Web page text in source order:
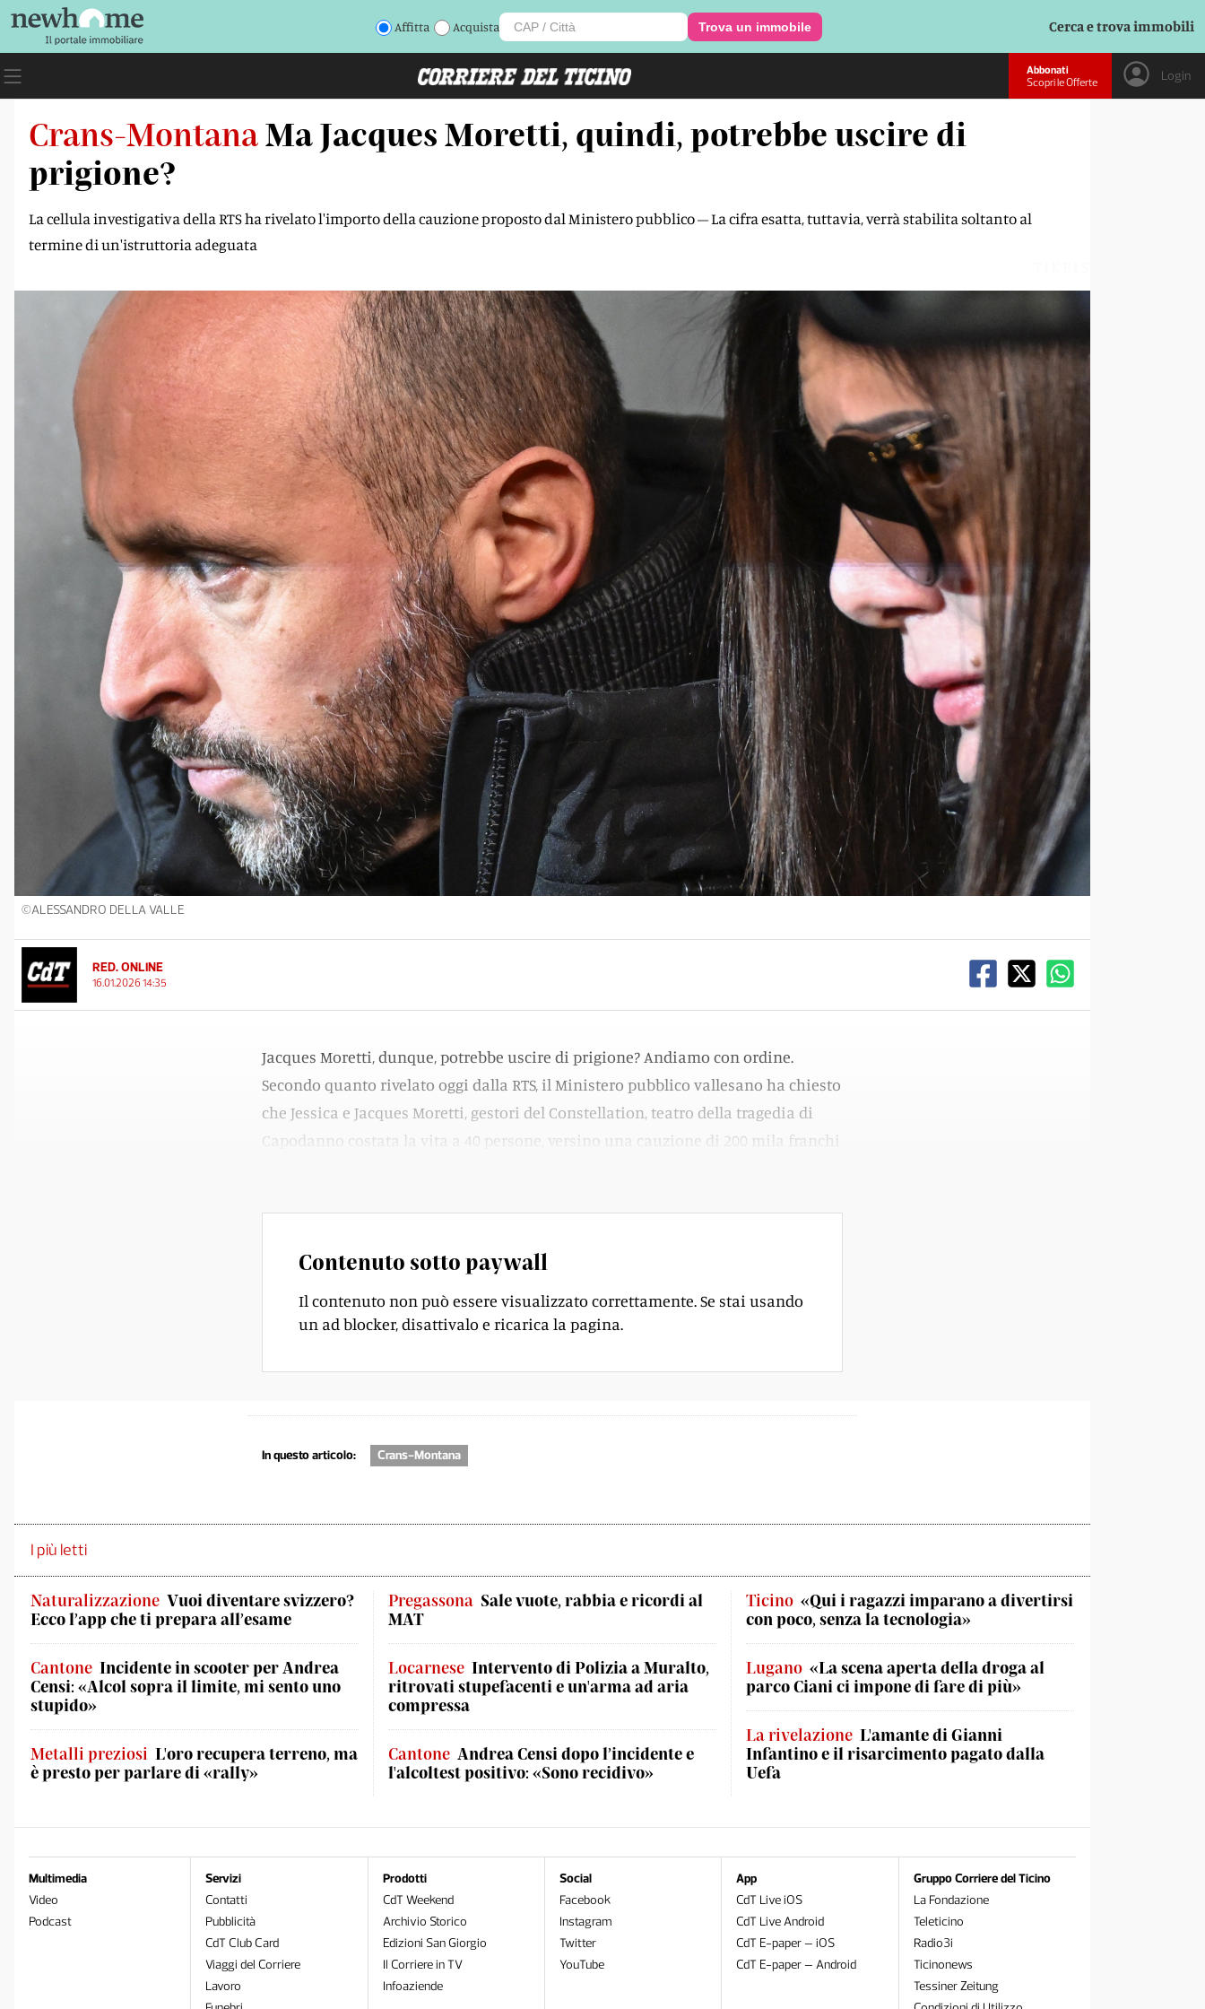
Affitta Acquista Trova un immobile Cerca e trova immobili
Abbonati
Scopri le Offerte
Login
Crans-MontanaMa Jacques Moretti, quindi, potrebbe uscire di
prigione?
La cellula investigativa della RTS ha rivelato l'importo della cauzione proposto dal Ministero pubblico – La cifra esatta, tuttavia, verrà stabilita soltanto al
termine di un'istruttoria adeguata
©ALESSANDRO DELLA VALLE
RED. ONLINE
16.01.2026 14:35
Jacques Moretti, dunque, potrebbe uscire di prigione? Andiamo con ordine.
Secondo quanto rivelato oggi dalla RTS, il Ministero pubblico vallesano ha chiesto
che Jessica e Jacques Moretti, gestori del Constellation, teatro della tragedia di
Capodanno costata la vita a 40 persone, versino una cauzione di 200 mila franchi
Contenuto sotto paywall
Il contenuto non può essere visualizzato correttamente. Se stai usando
un ad blocker, disattivalo e ricarica la pagina.
In questo articolo: Crans-Montana
I più letti
Naturalizzazione Vuoi diventare svizzero?
Ecco l’app che ti prepara all’esame
Cantone Incidente in scooter per Andrea
Censi: «Alcol sopra il limite, mi sento uno
stupido»
Metalli preziosi L'oro recupera terreno, ma
è presto per parlare di «rally»
Pregassona Sale vuote, rabbia e ricordi al
MAT
Locarnese Intervento di Polizia a Muralto,
ritrovati stupefacenti e un'arma ad aria
compressa
Cantone Andrea Censi dopo l’incidente e
l'alcoltest positivo: «Sono recidivo»
Ticino «Qui i ragazzi imparano a divertirsi
con poco, senza la tecnologia»
Lugano «La scena aperta della droga al
parco Ciani ci impone di fare di più»
La rivelazione L'amante di Gianni
Infantino e il risarcimento pagato dalla
Uefa
Multimedia
Video
Podcast
Servizi
Contatti
Pubblicità
CdT Club Card
Viaggi del Corriere
Lavoro
Prodotti
CdT Weekend
Archivio Storico
Edizioni San Giorgio
Il Corriere in TV
Infoaziende
Social
Facebook
Instagram
Twitter
YouTube
App
CdT Live iOS
CdT Live Android
CdT E-paper – iOS
CdT E-paper – Android
Gruppo Corriere del Ticino
La Fondazione
Teleticino
Radio3i
Ticinonews
Tessiner Zeitung